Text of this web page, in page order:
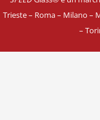
Trieste – Roma – Milano –
–